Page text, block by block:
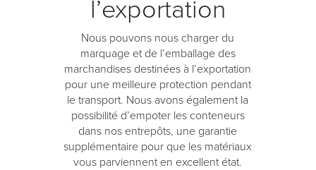
l’exportation
Nous pouvons nous charger du
marquage et de l’emballage des
marchandises destinées à l’exportation
pour une meilleure protection pendant
le transport. Nous avons également la
possibilité d’empoter les conteneurs
dans nos entrepôts, une garantie
supplémentaire pour que les matériaux
vous parviennent en excellent état.